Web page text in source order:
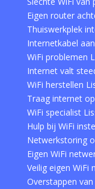
Eigen router
Thuiswerkplek
Internetkabel
WiFi problemen
Internet valt
WiFi herstellen
Traag internet
WiFi specialist
Hulp bij WiFi
Netwerkstoring
Eigen WiFi
Veilig eigen WiFi
Overstappen